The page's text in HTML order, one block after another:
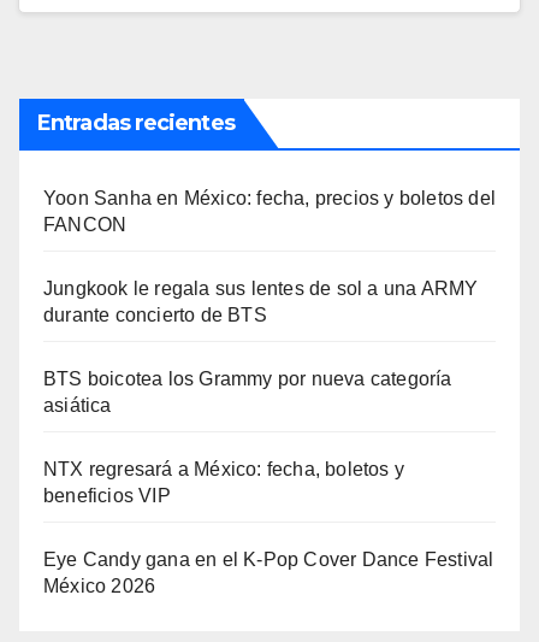
Entradas recientes
Yoon Sanha en México: fecha, precios y boletos del
FANCON
Jungkook le regala sus lentes de sol a una ARMY
durante concierto de BTS
BTS boicotea los Grammy por nueva categoría
asiática
NTX regresará a México: fecha, boletos y
beneficios VIP
Eye Candy gana en el K-Pop Cover Dance Festival
México 2026